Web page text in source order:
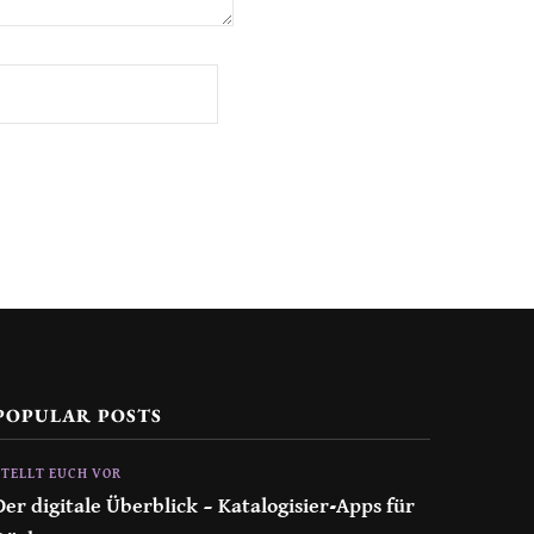
POSTS
EUCH VOR
digitale Überblick – Katalogisier-Apps für